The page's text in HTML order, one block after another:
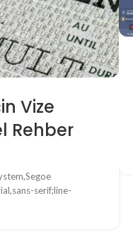
Vize
Rehber
serif;line-